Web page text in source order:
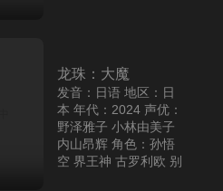
声优：千叶翔也 上田丽
奈 鬼头明里 角色：猪
股大喜 鹿野千夏 蝶野
雏 别名：青春之箱/青
之箱 简介：女羽毛球部
的成员猪股大喜暗恋女
龙珠：大魔
发音：日语 地区：日
本 年代：2024 声优：
野泽雅子 小林由美子
内山昂辉 角色：孙悟
空 界王神 古罗利欧 别